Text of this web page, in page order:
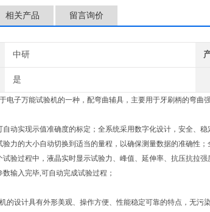
相关产品 留言询价
中研
是
电子万能试验机的一种，配弯曲辅具，主要用于牙刷柄的弯曲强
自动实现示值准确度的标定；全系统采用数字化设计，安全、稳
力的大小自动切换到适当的量程，以确保测量数据的准确性
验过程中，液晶实时显示试验力、峰值、延伸率、抗压抗拉强
输入完毕,可自动完成试验过程；
的设计具有外形美观、操作方便、性能稳定可靠的特点，无